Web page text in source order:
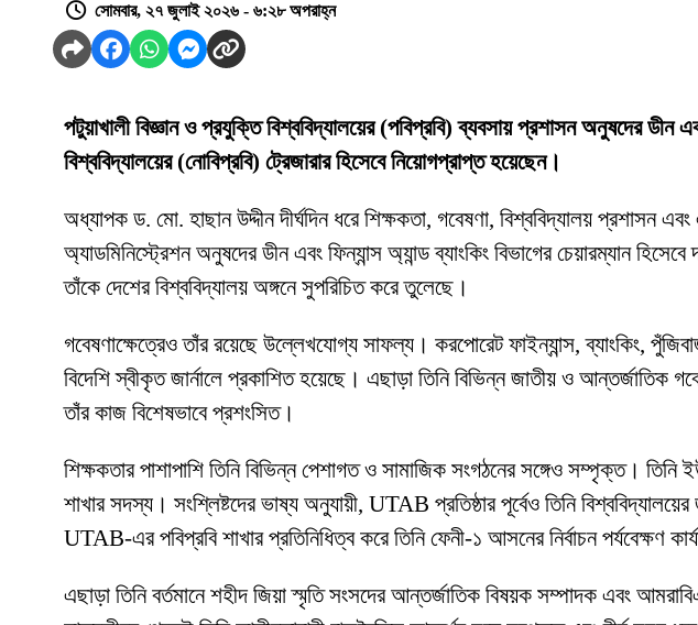
সোমবার, ২৭ জুলাই ২০২৬ - ৬:২৮ অপরাহ্ন
পটুয়াখালী বিজ্ঞান ও প্রযুক্তি বিশ্ববিদ্যালয়ের (পবিপ্রবি) ব্যবসায় প্রশাসন অনুষদের ডীন
বিশ্ববিদ্যালয়ের (নোবিপ্রবি) ট্রেজারার হিসেবে নিয়োগপ্রাপ্ত হয়েছেন।
অধ্যাপক ড. মো. হাছান উদ্দীন দীর্ঘদিন ধরে শিক্ষকতা, গবেষণা, বিশ্ববিদ্যালয় প্রশাসন
অ্যাডমিনিস্ট্রেশন অনুষদের ডীন এবং ফিন্যান্স অ্যান্ড ব্যাংকিং বিভাগের চেয়ারম্যান
তাঁকে দেশের বিশ্ববিদ্যালয় অঙ্গনে সুপরিচিত করে তুলেছে।
গবেষণাক্ষেত্রেও তাঁর রয়েছে উল্লেখযোগ্য সাফল্য। করপোরেট ফাইন্যান্স, ব্যাংকিং,
বিদেশি স্বীকৃত জার্নালে প্রকাশিত হয়েছে। এছাড়া তিনি বিভিন্ন জাতীয় ও আন্তর্জাতিক
তাঁর কাজ বিশেষভাবে প্রশংসিত।
শিক্ষকতার পাশাপাশি তিনি বিভিন্ন পেশাগত ও সামাজিক সংগঠনের সঙ্গেও সম্পৃক্ত। তিনি
শাখার সদস্য। সংশ্লিষ্টদের ভাষ্য অনুযায়ী, UTAB প্রতিষ্ঠার পূর্বেও তিনি
UTAB-এর পবিপ্রবি শাখার প্রতিনিধিত্ব করে তিনি ফেনী-১ আসনের নির্বাচন পর্যবেক্ষণ
এছাড়া তিনি বর্তমানে শহীদ জিয়া স্মৃতি সংসদের আন্তর্জাতিক বিষয়ক সম্পাদক এবং